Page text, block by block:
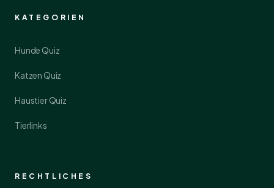
KATEGORIEN
Hunde Quiz
Katzen Quiz
Haustier Quiz
Tierlinks
RECHTLICHES